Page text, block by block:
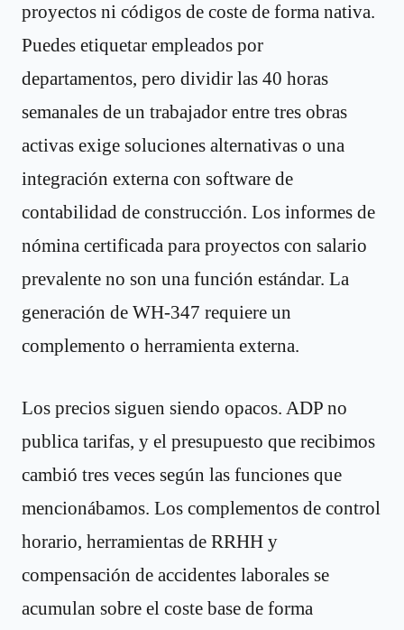
proyectos ni códigos de coste de forma nativa.
Puedes etiquetar empleados por
departamentos, pero dividir las 40 horas
semanales de un trabajador entre tres obras
activas exige soluciones alternativas o una
integración externa con software de
contabilidad de construcción. Los informes de
nómina certificada para proyectos con salario
prevalente no son una función estándar. La
generación de WH-347 requiere un
complemento o herramienta externa.
Los precios siguen siendo opacos. ADP no
publica tarifas, y el presupuesto que recibimos
cambió tres veces según las funciones que
mencionábamos. Los complementos de control
horario, herramientas de RRHH y
compensación de accidentes laborales se
acumulan sobre el coste base de forma